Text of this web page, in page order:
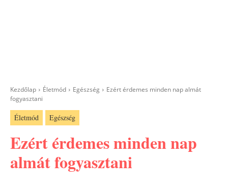
Kezdőlap Életmód Egészség
Ezért érdemes minden nap almát
fogyasztani
Életmód Egészség
Ezért érdemes minden nap
almát fogyasztani